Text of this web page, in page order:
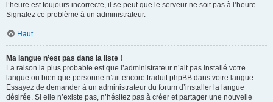
l’heure est toujours incorrecte, il se peut que le serveur ne soit pas à l’heure.
Signalez ce problème à un administrateur.
Haut
Ma langue n’est pas dans la liste !
La raison la plus probable est que l’administrateur n’ait pas installé votre
langue ou bien que personne n’ait encore traduit phpBB dans votre langue.
Essayez de demander à un administrateur du forum d’installer la langue
désirée. Si elle n’existe pas, n’hésitez pas à créer et partager une nouvelle